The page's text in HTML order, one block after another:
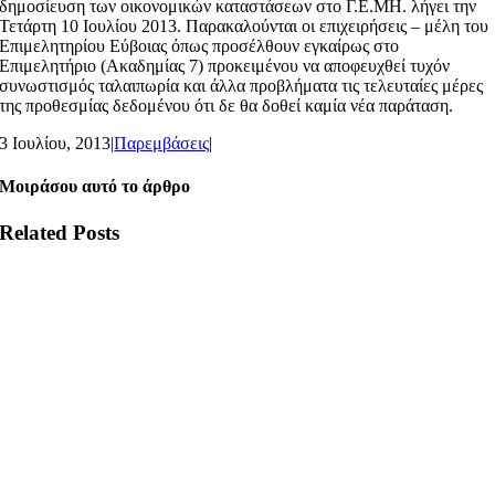
δημοσίευση των οικονομικών καταστάσεων στο Γ.Ε.ΜΗ. λήγει την
Τετάρτη 10 Ιουλίου 2013. Παρακαλούνται οι επιχειρήσεις – μέλη του
Επιμελητηρίου Εύβοιας όπως προσέλθουν εγκαίρως στο
Επιμελητήριο (Ακαδημίας 7) προκειμένου να αποφευχθεί τυχόν
συνωστισμός ταλαιπωρία και άλλα προβλήματα τις τελευταίες μέρες
της προθεσμίας δεδομένου ότι δε θα δοθεί καμία νέα παράταση.
3 Ιουλίου, 2013|Παρεμβάσεις|
Μοιράσου αυτό το άρθρο
Related Posts